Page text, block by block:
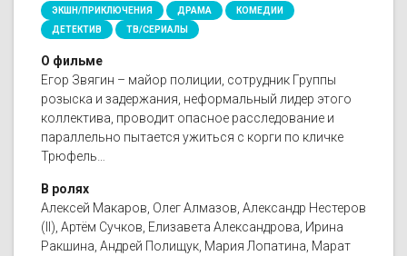
ЭКШН/ПРИКЛЮЧЕНИЯ ДРАМА
КОМЕДИИ
ДЕТЕКТИВ
ТВ/СЕРИАЛЫ
О фильме
Егор Звягин – майор полиции, сотрудник Группы
розыска и задержания, неформальный лидер этого
коллектива, проводит опасное расследование и
параллельно пытается ужиться с корги по кличке
Трюфель…
В ролях
Алексей Макаров, Олег Алмазов, Александр Нестеров
(II), Артём Сучков, Елизавета Александрова, Ирина
Ракшина, Андрей Полищук, Мария Лопатина, Марат